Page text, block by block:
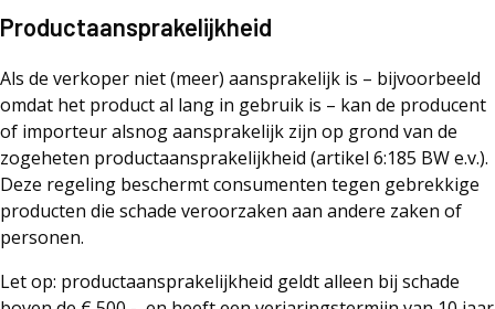
Productaansprakelijkheid
Als de verkoper niet (meer) aansprakelijk is – bijvoorbeeld
omdat het product al lang in gebruik is – kan de producent
of importeur alsnog aansprakelijk zijn op grond van de
zogeheten productaansprakelijkheid (artikel 6:185 BW e.v.).
Deze regeling beschermt consumenten tegen gebrekkige
producten die schade veroorzaken aan andere zaken of
personen.
Let op: productaansprakelijkheid geldt alleen bij schade